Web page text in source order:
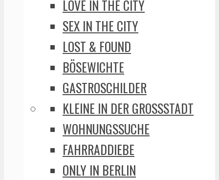
LOVE IN THE CITY
SEX IN THE CITY
LOST & FOUND
BÖSEWICHTE
GASTROSCHILDER
KLEINE IN DER GROSSSTADT
WOHNUNGSSUCHE
FAHRRADDIEBE
ONLY IN BERLIN